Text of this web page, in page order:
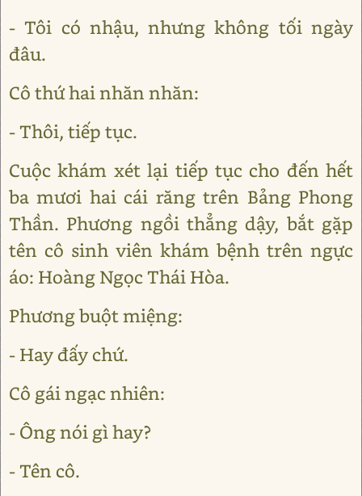
- Tôi có nhậu, nhưng không tối ngày
đâu.
Cô thứ hai nhăn nhăn:
- Thôi, tiếp tục.
Cuộc khám xét lại tiếp tục cho đến hết
ba mươi hai cái răng trên Bảng Phong
Thần. Phương ngồi thẳng dậy, bắt gặp
tên cô sinh viên khám bệnh trên ngực
áo: Hoàng Ngọc Thái Hòa.
Phương buột miệng:
- Hay đấy chứ.
Cô gái ngạc nhiên:
- Ông nói gì hay?
- Tên cô.